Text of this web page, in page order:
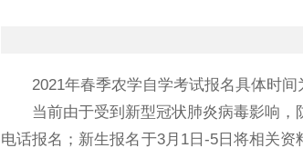
2021年春季农学自学考试报名具体时
当前由于受到新型冠状肺炎病毒影响
电话报名；新生报名于3月1日-5日将相关